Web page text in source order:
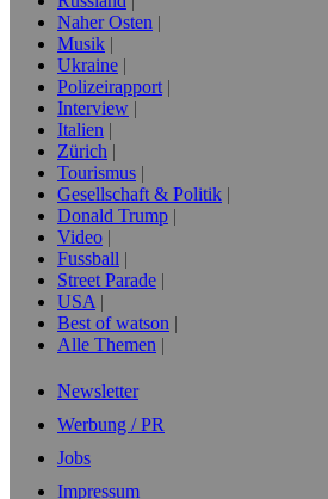
Naher Osten
Musik
Ukraine
Polizeirapport
Interview
Italien
Zürich
Tourismus
Gesellschaft & Politik
Donald Trump
Video
Fussball
Street Parade
USA
Best of watson
Alle Themen
Newsletter
Werbung / PR
Jobs
Impressum